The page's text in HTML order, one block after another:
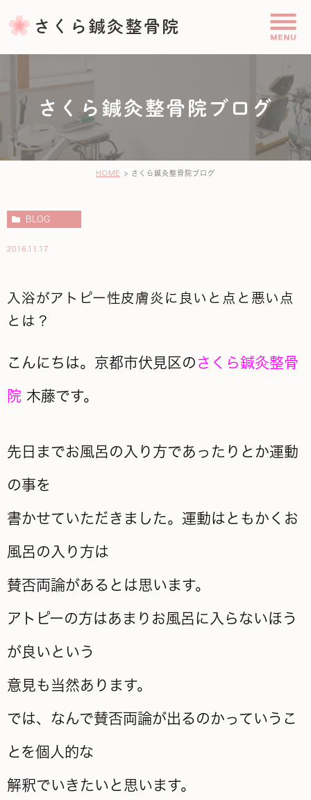
さくら鍼灸整骨院ブログ
HOME さくら鍼灸整骨院ブログ
BLOG
2016.11.17
入浴がアトピー性皮膚炎に良いと点と悪い点
とは？
こんにちは。京都市伏見区の さくら鍼灸整骨
院 木藤です。
先日までお風呂の入り方であったりとか運動
の事を
書かせていただきました。運動はともかくお
風呂の入り方は
賛否両論があるとは思います。
アトピーの方はあまりお風呂に入らないほう
が良いという
意見も当然あります。
では、なんで賛否両論が出るのかっていうこ
とを個人的な
解釈でいきたいと思います。